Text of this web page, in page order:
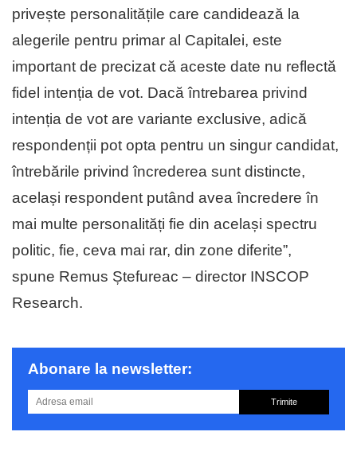
privește personalitățile care candidează la
alegerile pentru primar al Capitalei, este
important de precizat că aceste date nu reflectă
fidel intenția de vot. Dacă întrebarea privind
intenția de vot are variante exclusive, adică
respondenții pot opta pentru un singur candidat,
întrebările privind încrederea sunt distincte,
același respondent putând avea încredere în
mai multe personalități fie din același spectru
politic, fie, ceva mai rar, din zone diferite”,
spune Remus Ștefureac – director INSCOP
Research.
Abonare la newsletter:
Trimite